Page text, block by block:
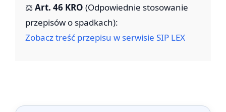
⚖️Art. 46 KRO (Odpowiednie stosowanie
przepisów o spadkach):
Zobacz treść przepisu w serwisie SIP LEX